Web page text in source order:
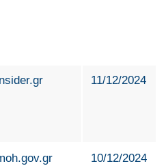
11/12/2024
10/12/2024